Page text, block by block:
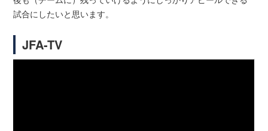
試合にしたいと思います。
JFA-TV